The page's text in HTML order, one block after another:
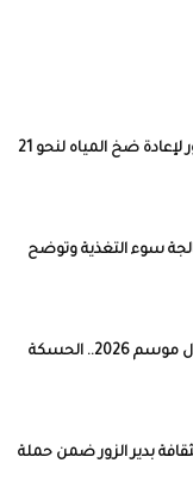
تأهيل محطة مياه مراط بدير الزور لإعادة ضخ المياه لنحو 21
سوء التغذية وتوضح
قفزة في إنتاج القمح السوري خلال موسم 2026.. الحسكة
الثقافة بدير الزور ضمن حملة